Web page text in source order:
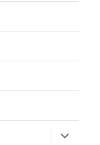
anzeigen